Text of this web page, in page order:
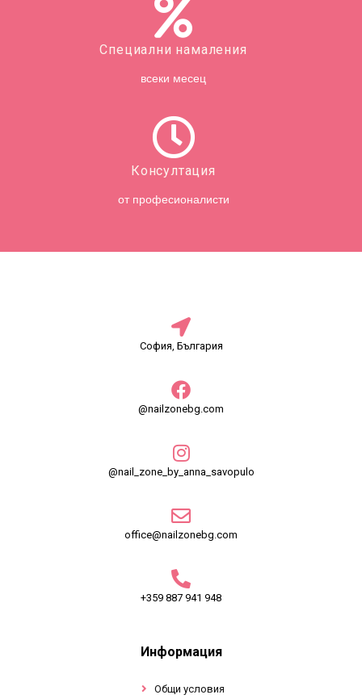
Специални намаления
всеки месец
Консултация
от професионалисти
София, България
@nailzonebg.com
@nail_zone_by_anna_savopulo
office@nailzonebg.com
+359 887 941 948
Информация
Общи условия